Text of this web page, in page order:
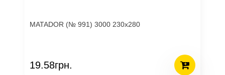
MATADOR (№ 991) 3000 230х280
19.58грн.